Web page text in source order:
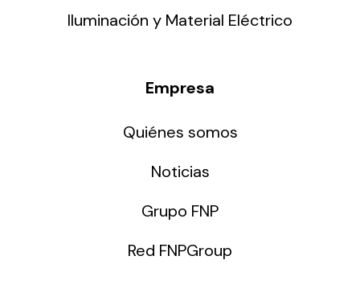
Iluminación y Material Eléctrico
Empresa
Quiénes somos
Noticias
Grupo FNP
Red FNPGroup